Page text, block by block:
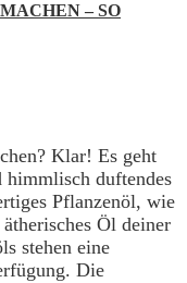
– SO
Klar! Es geht
himmlisch duftendes
Pflanzenöl, wie
Öl deiner
stehen eine
Die